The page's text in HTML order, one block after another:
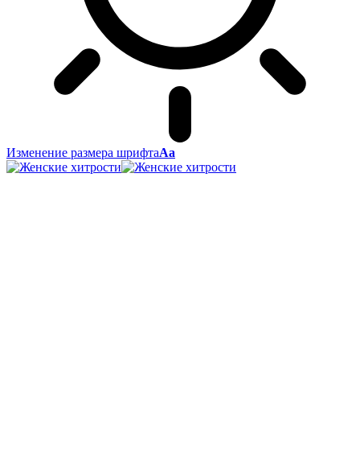
Изменение размера шрифтаАа